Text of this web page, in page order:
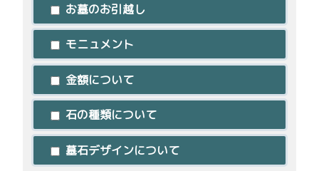
お墓のお引越し
モニュメント
金額について
石の種類について
墓石デザインについて